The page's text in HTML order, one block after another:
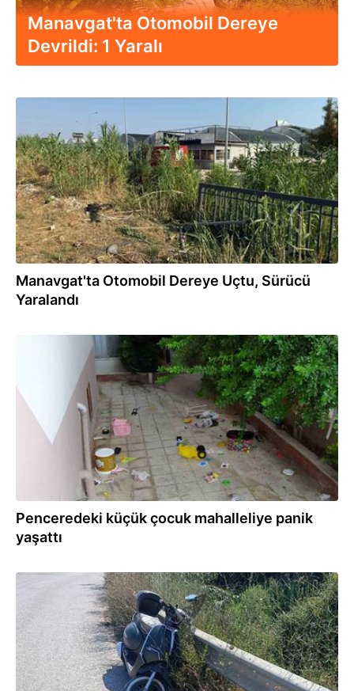
Manavgat'ta Otomobil Dereye
Devrildi: 1 Yaralı
Manavgat'ta Otomobil Dereye Uçtu, Sürücü
Yaralandı
04.08.2026
Penceredeki küçük çocuk mahalleliye panik
yaşattı
04.08.2026